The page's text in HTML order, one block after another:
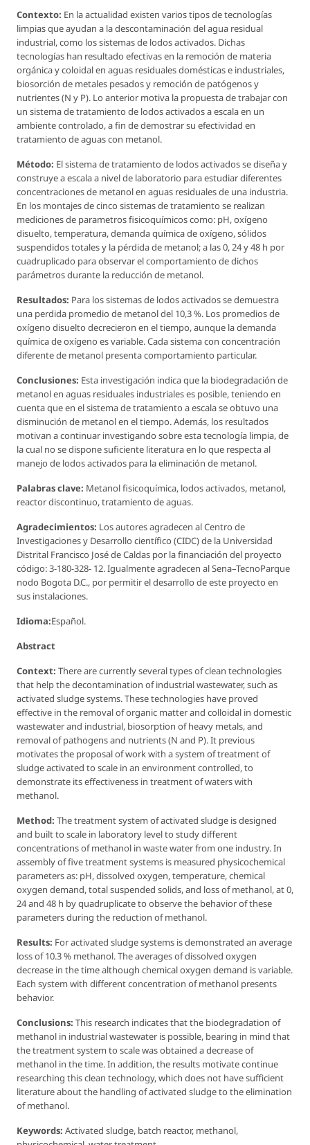
Contexto: En la actualidad existen varios tipos de tecnologías
limpias que ayudan a la descontaminación del agua residual
industrial, como los sistemas de lodos activados. Dichas
tecnologías han resultado efectivas en la remoción de materia
orgánica y coloidal en aguas residuales domésticas e industriales,
biosorción de metales pesados y remoción de patógenos y
nutrientes (N y P). Lo anterior motiva la propuesta de trabajar con
un sistema de tratamiento de lodos activados a escala en un
ambiente controlado, a fin de demostrar su efectividad en
tratamiento de aguas con metanol.
Método: El sistema de tratamiento de lodos activados se diseña y
construye a escala a nivel de laboratorio para estudiar diferentes
concentraciones de metanol en aguas residuales de una industria.
En los montajes de cinco sistemas de tratamiento se realizan
mediciones de parametros fisicoquímicos como: pH, oxígeno
disuelto, temperatura, demanda química de oxígeno, sólidos
suspendidos totales y la pérdida de metanol; a las 0, 24 y 48 h por
cuadruplicado para observar el comportamiento de dichos
parámetros durante la reducción de metanol.
Resultados: Para los sistemas de lodos activados se demuestra
una perdida promedio de metanol del 10,3 %. Los promedios de
oxígeno disuelto decrecieron en el tiempo, aunque la demanda
química de oxígeno es variable. Cada sistema con concentración
diferente de metanol presenta comportamiento particular.
Conclusiones: Esta investigación indica que la biodegradación de
metanol en aguas residuales industriales es posible, teniendo en
cuenta que en el sistema de tratamiento a escala se obtuvo una
disminución de metanol en el tiempo. Además, los resultados
motivan a continuar investigando sobre esta tecnología limpia, de
la cual no se dispone suficiente literatura en lo que respecta al
manejo de lodos activados para la eliminación de metanol.
Palabras clave: Metanol fisicoquímica, lodos activados, metanol,
reactor discontinuo, tratamiento de aguas.
Agradecimientos: Los autores agradecen al Centro de
Investigaciones y Desarrollo científico (CIDC) de la Universidad
Distrital Francisco José de Caldas por la financiación del proyecto
código: 3-180-328- 12. Igualmente agradecen al Sena–TecnoParque
nodo Bogota D.C., por permitir el desarrollo de este proyecto en
sus instalaciones.
Idioma:Español.
Abstract
Context: There are currently several types of clean technologies
that help the decontamination of industrial wastewater, such as
activated sludge systems. These technologies have proved
effective in the removal of organic matter and colloidal in domestic
wastewater and industrial, biosorption of heavy metals, and
removal of pathogens and nutrients (N and P). It previous
motivates the proposal of work with a system of treatment of
sludge activated to scale in an environment controlled, to
demonstrate its effectiveness in treatment of waters with
methanol.
Method: The treatment system of activated sludge is designed
and built to scale in laboratory level to study different
concentrations of methanol in waste water from one industry. In
assembly of five treatment systems is measured physicochemical
parameters as: pH, dissolved oxygen, temperature, chemical
oxygen demand, total suspended solids, and loss of methanol, at 0,
24 and 48 h by quadruplicate to observe the behavior of these
parameters during the reduction of methanol.
Results: For activated sludge systems is demonstrated an average
loss of 10.3 % methanol. The averages of dissolved oxygen
decrease in the time although chemical oxygen demand is variable.
Each system with different concentration of methanol presents
behavior.
Conclusions: This research indicates that the biodegradation of
methanol in industrial wastewater is possible, bearing in mind that
the treatment system to scale was obtained a decrease of
methanol in the time. In addition, the results motivate continue
researching this clean technology, which does not have sufficient
literature about the handling of activated sludge to the elimination
of methanol.
Keywords: Activated sludge, batch reactor, methanol,